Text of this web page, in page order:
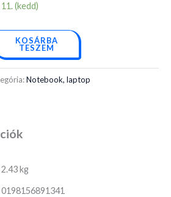
(kedd)
KOSÁRBA
TESZEM
Notebook, laptop
2.43 kg
0198156891341